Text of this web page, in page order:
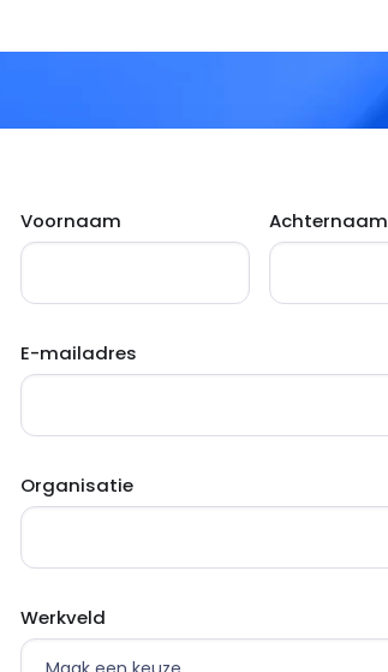
Voornaam Achternaam
E-mailadres
Organisatie
Werkveld